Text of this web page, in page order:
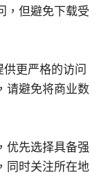
，但避免下载受
更严格的访问
请避免将商业数
优先选择具备强
同时关注所在地